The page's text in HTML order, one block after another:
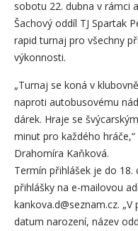
sobotu 22. dubna v rámci
Šachový oddíl TJ Spartak
rapid turnaj pro všechny
výkonnosti.
„Turnaj se koná v
naproti autobusovému
dárek. Hraje se
minut pro každého
Drahomíra Kaňková.
Termín přihlášek je do 18.
přihlášky na e-mailovou
kankova.d@seznam.cz.
datum narození, název